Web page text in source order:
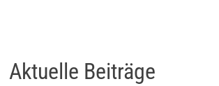
Aktuelle Beiträge